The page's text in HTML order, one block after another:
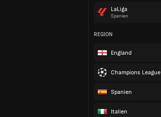
LaLiga
Spanien
REGION
England
Champions League
Spanien
Italien